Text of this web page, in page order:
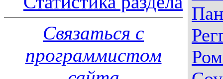
Связаться с
программистом